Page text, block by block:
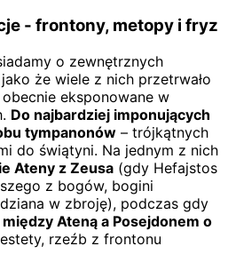
- frontony, metopy i fryz
o zewnętrznych
że wiele z nich przetrwało
eksponowane w
Do najbardziej imponujących
tympanonów – trójkątnych
do świątyni. Na jednym z nich
Ateny z Zeusa (gdy Hefajstos
z bogów, bogini
w zbroję), podczas gdy
Ateną a Posejdonem o
rzeźb z frontonu